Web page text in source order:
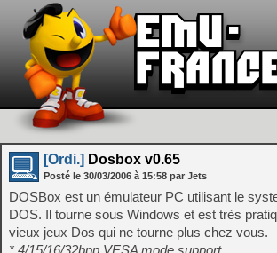
[Ordi.] Dosbox v0.65
Posté le 30/03/2006 à 15:58 par Jets
DOSBox est un émulateur PC utilisant le
DOS. Il tourne sous Windows et est très
vieux jeux Dos qui ne tourne plus chez vous.
* 4/15/16/32bpp VESA mode support